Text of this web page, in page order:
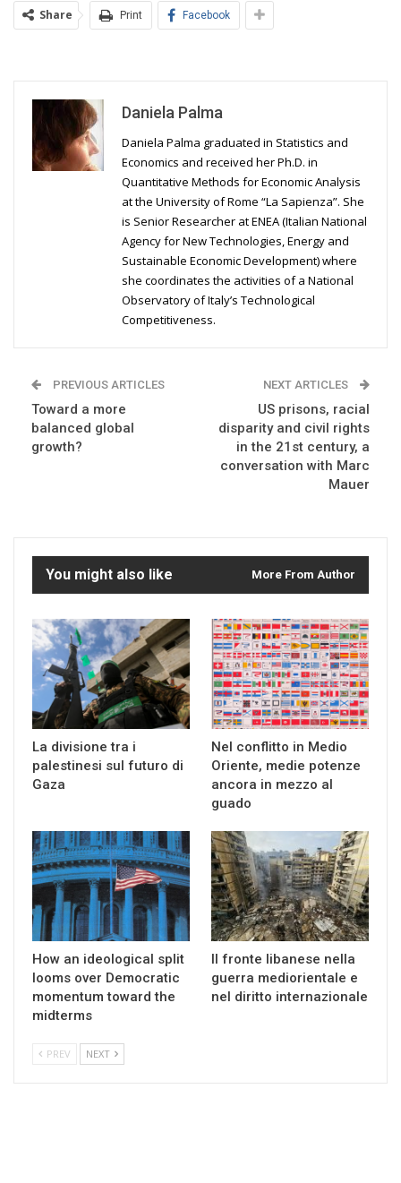
Share Print Facebook
Daniela Palma
Daniela Palma graduated in Statistics and
Economics and received her Ph.D. in
Quantitative Methods for Economic Analysis
at the University of Rome “La Sapienza”. She
is Senior Researcher at ENEA (Italian National
Agency for New Technologies, Energy and
Sustainable Economic Development) where
she coordinates the activities of a National
Observatory of Italy’s Technological
Competitiveness.
PREVIOUS ARTICLES
Toward a more
balanced global
growth?
NEXT ARTICLES
US prisons, racial
disparity and civil rights
in the 21st century, a
conversation with Marc
Mauer
You might also like More From Author
La divisione tra i
palestinesi sul futuro di
Gaza
Nel conflitto in Medio
Oriente, medie potenze
ancora in mezzo al
guado
How an ideological split
looms over Democratic
momentum toward the
midterms
Il fronte libanese nella
guerra mediorientale e
nel diritto internazionale
PREV NEXT